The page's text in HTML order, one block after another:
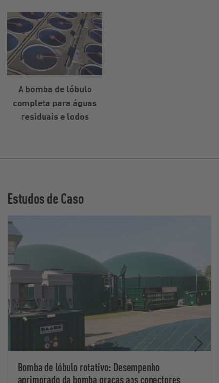
A bomba de lóbulo
completa para águas
residuais e lodos
Estudos de Caso
Bomba de lóbulo rotativo: Desempenho
aprimorado da bomba graças aos conectores